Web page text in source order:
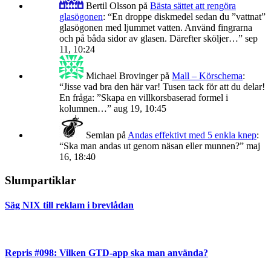
Bertil Olsson på Bästa sättet att rengöra
glasögonen: “En droppe diskmedel sedan du ”vattnat”
glasögonen med ljummet vatten. Använd fingrarna
och på båda sidor av glasen. Därefter sköljer…” sep
11, 10:24
Michael Brovingerpå Mall – Körschema:
“Jisse vad bra den här var! Tusen tack för att du delar!
En fråga: ”Skapa en villkorsbaserad formel i
kolumnen…” aug 19, 10:45
Semlan på Andas effektivt med 5 enkla knep:
“Ska man andas ut genom näsan eller munnen?” maj
16, 18:40
Slumpartiklar
Säg NIX till reklam i brevlådan
Repris #098: Vilken GTD-app ska man använda?